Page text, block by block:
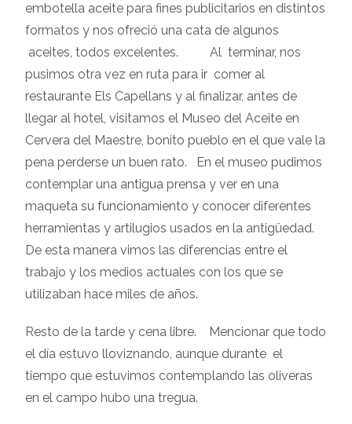
embotella aceite para fines publicitarios en distintos
formatos y nos ofreció una cata de algunos
aceites, todos excelentes. Al terminar, nos
pusimos otra vez en ruta para ir comer al
restaurante Els Capellans y al finalizar, antes de
llegar al hotel, visitamos el Museo del Aceite en
Cervera del Maestre, bonito pueblo en el que vale la
pena perderse un buen rato. En el museo pudimos
contemplar una antigua prensa y ver en una
maqueta su funcionamiento y conocer diferentes
herramientas y artilugios usados en la antigüedad.
De esta manera vimos las diferencias entre el
trabajo y los medios actuales con los que se
utilizaban hace miles de años.
Resto de la tarde y cena libre. Mencionar que todo
el día estuvo lloviznando, aunque durante el
tiempo que estuvimos contemplando las oliveras
en el campo hubo una tregua.